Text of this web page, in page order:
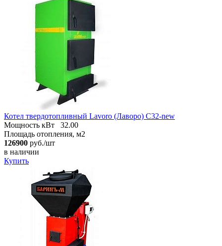
Котел твердотопливный Lavoro (Лаворо) C32-new
Мощность кВт
32.00
Площадь отопления, м2
126900 руб./шт
в наличии
Купить